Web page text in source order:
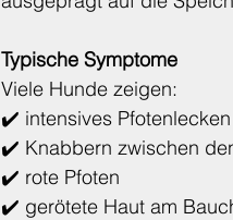
Typische Symptome
Viele Hunde zeigen:
✔️ intensives Pfotenlecken
✔️ Knabbern zwischen
✔️ rote Pfoten
✔️ gerötete Haut am